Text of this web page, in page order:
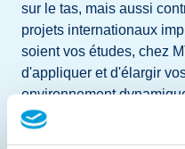
sur le tas, mais aussi
projets internationaux
soient vos études, chez
d'appliquer et d'élargir
environnement
Pendant les Jeux